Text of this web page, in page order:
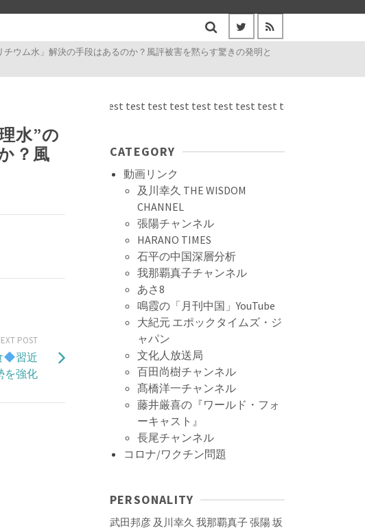
ウム水」解決の手段はあるのか？風評被害を黙らす驚きの発明と
水”の
？風
POST
習近
を強化
test test test test test test test test test test test test test test test test
CATEGORY
動画リンク
及川幸久 THE WISDOM
CHANNEL
張陽チャンネル
HARANO TIMES
石平の中国深層分析
我那覇真子チャンネル
あさ8
鳴霞の「月刊中国」YouTube
大紀元 エポックタイムズ・ジ
ャパン
文化人放送局
百田尚樹チャンネル
髙橋洋一チャンネル
藤井厳喜の『ワールド・フォ
ーキャスト』
長尾チャンネル
コロナ/ワクチン問題
PERSONALITY
武田邦彦 及川幸久 我那覇真子張陽坂